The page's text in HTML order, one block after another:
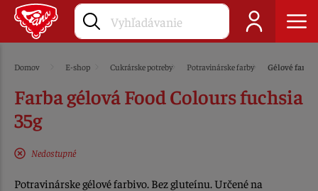
Domov E-shop Cukrárske potreby Potravinárske farby Gélové farby
Farba gélová Food Colours fuchsia
35g
Nedostupné
Potravinárske gélové farbivo. Bez gluteínu. Určené na